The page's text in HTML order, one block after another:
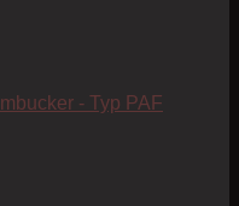
- Typ PAF